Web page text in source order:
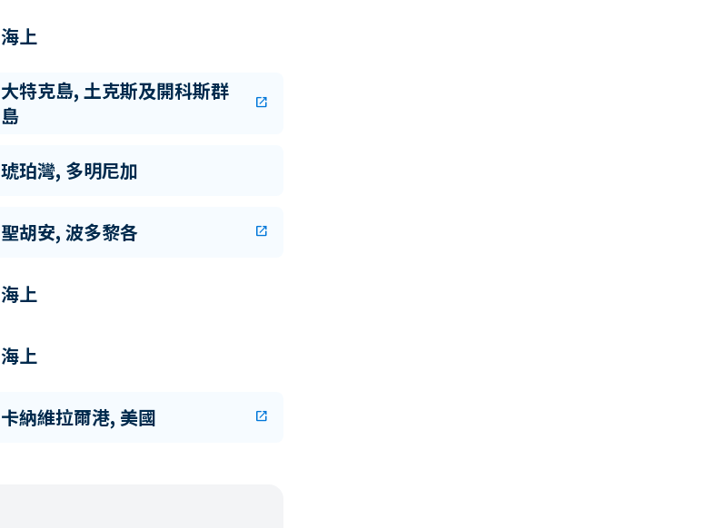
海上
大特克島, 土克斯及開科斯群
島
open_in_new
琥珀灣, 多明尼加
聖胡安, 波多黎各 open_in_new
海上
海上
卡納維拉爾港, 美國 open_in_new